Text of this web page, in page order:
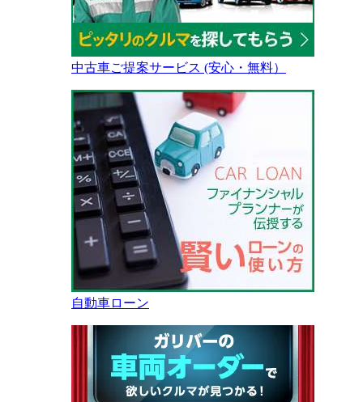
中古車ご提案サービス (安心・無料）
自動車ローン